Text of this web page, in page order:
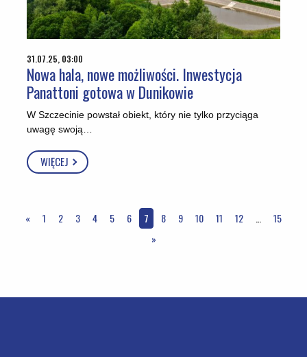
31.07.25, 03:00
Nowa hala, nowe możliwości. Inwestycja
Panattoni gotowa w Dunikowie
W Szczecinie powstał obiekt, który nie tylko przyciąga
uwagę swoją…
WIĘCEJ
« 1 2 3 4 5 6 7 8 9 10 11 12 …
15
»